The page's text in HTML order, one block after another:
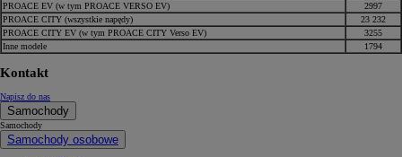
PROACE EV (w tym PROACE VERSO EV)
2997
PROACE CITY (wszystkie napędy)
23 232
PROACE CITY EV (w tym PROACE CITY Verso EV)
3255
Inne modele
1794
Kontakt
Napisz do nas
Samochody
Samochody
Samochody osobowe